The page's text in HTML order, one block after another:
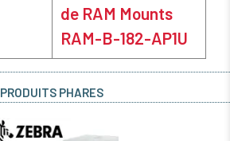
de RAM Mounts
RAM-B-182-AP1U
PRODUITS PHARES